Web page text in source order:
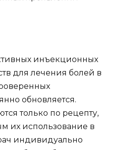
инъекционных
для лечения болей в
обновляется.
только по рецепту,
их использование в
индивидуально